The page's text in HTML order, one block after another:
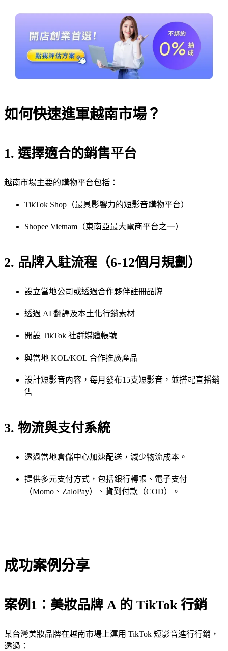
如何快速進軍越南市場？
1. 選擇適合的銷售平台
越南市場主要的購物平台包括：
TikTok Shop（最具影響力的短影音購物平台）
Shopee Vietnam（東南亞最大電商平台之一）
2. 品牌入駐流程（6-12個月規劃）
設立當地公司或透過合作夥伴註冊品牌
透過 AI 翻譯及本土化行銷素材
開設 TikTok 社群媒體帳號
與當地 KOL/KOL 合作推廣產品
設計短影音內容，每月發布15支短影音，並搭配直播銷
售
3. 物流與支付系統
透過當地倉儲中心加速配送，減少物流成本。
提供多元支付方式，包括銀行轉帳、電子支付
（Momo、ZaloPay）、貨到付款（COD）。
成功案例分享
案例1：美妝品牌 A 的 TikTok 行銷
某台灣美妝品牌在越南市場上運用 TikTok 短影音進行行銷，
透過：